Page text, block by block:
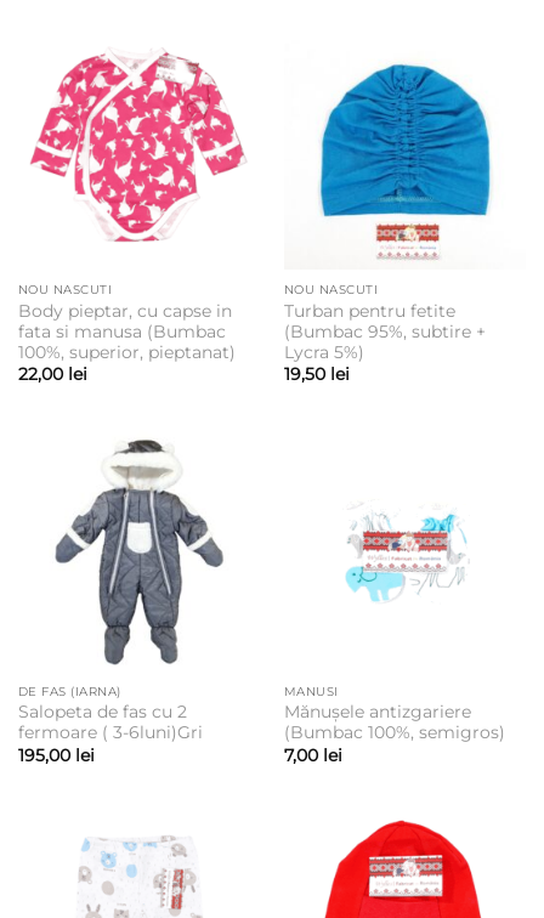
NOU NASCUTI
Body pieptar, cu capse in
fata si manusa (Bumbac
100%, superior, pieptanat)
22,00 lei
NOU NASCUTI
Turban pentru fetite
(Bumbac 95%, subtire +
Lycra 5%)
19,50 lei
DE FAS (IARNA)
Salopeta de fas cu 2
fermoare ( 3-6luni)Gri
195,00 lei
MANUSI
Mănușele antizgariere
(Bumbac 100%, semigros)
7,00 lei